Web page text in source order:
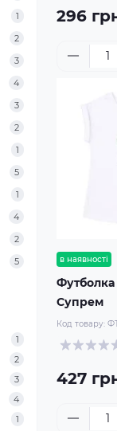
1
2
3
4
3
2
1
5
1
4
2
5
1
2
3
4
1
296
в наявності
Супрем
Код товару:
427